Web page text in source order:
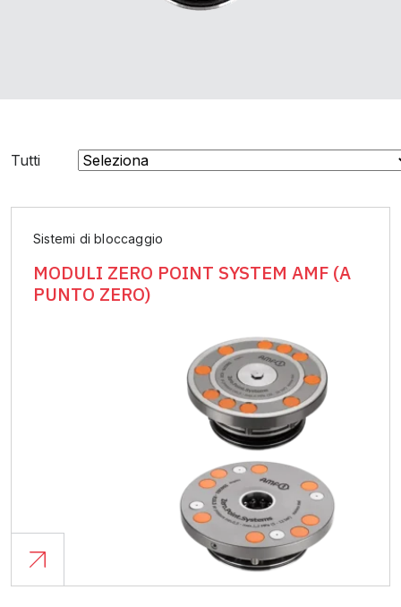
Tutti
Sistemi di bloccaggio
MODULI ZERO POINT SYSTEM AMF (A
PUNTO ZERO)